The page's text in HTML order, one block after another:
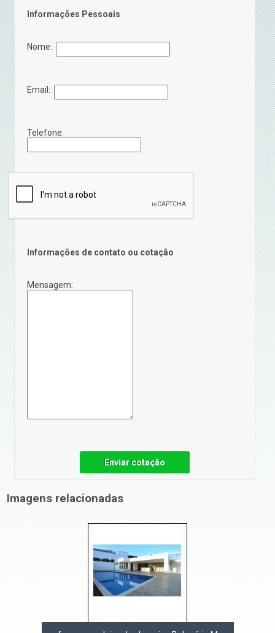
Informações Pessoais
Nome:
Email:
Telefone:
Informações de contato ou cotação
Mensagem:
Enviar cotação
Imagens relacionadas